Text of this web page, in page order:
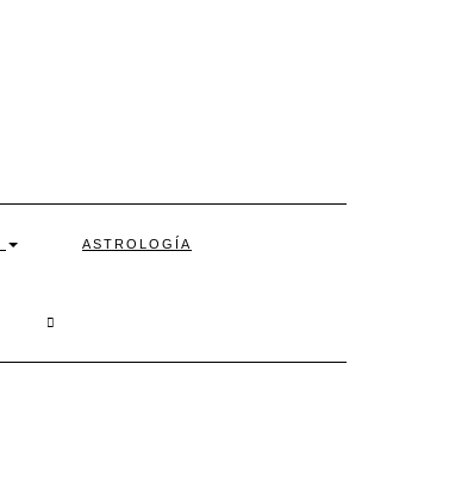
ASTROLOGÍA